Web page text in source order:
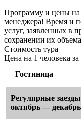
Программу и цены на
менеджера! Время и
услуг, заявленных в
сохранении их
Стоимость тура
Цена на 1 человека
Гостиница
Регулярные
октябрь — декабрь